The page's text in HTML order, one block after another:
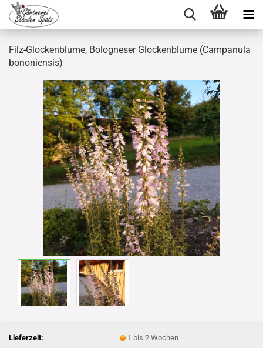
Filz-Glockenblume, Bologneser Glockenblume (Campanula
bononiensis)
Lieferzeit:
1 bis 2 Wochen